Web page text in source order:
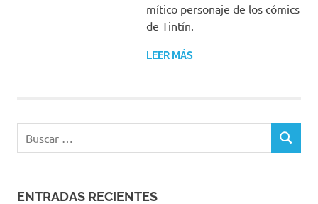
mítico personaje de los cómics
de Tintín.
LEER MÁS
BUSCAR
ENTRADAS RECIENTES